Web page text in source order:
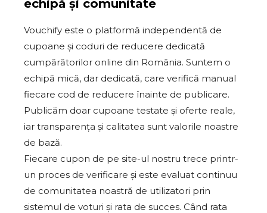
echipă și comunitate
Vouchify este o platformă independentă de
cupoane și coduri de reducere dedicată
cumpărătorilor online din România. Suntem o
echipă mică, dar dedicată, care verifică manual
fiecare cod de reducere înainte de publicare.
Publicăm doar cupoane testate și oferte reale,
iar transparența și calitatea sunt valorile noastre
de bază.
Fiecare cupon de pe site-ul nostru trece printr-
un proces de verificare și este evaluat continuu
de comunitatea noastră de utilizatori prin
sistemul de voturi și rata de succes. Când rata